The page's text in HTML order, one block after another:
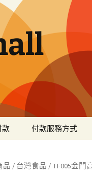
款 付款服務方式
品 / 台灣食品 / TF005金門